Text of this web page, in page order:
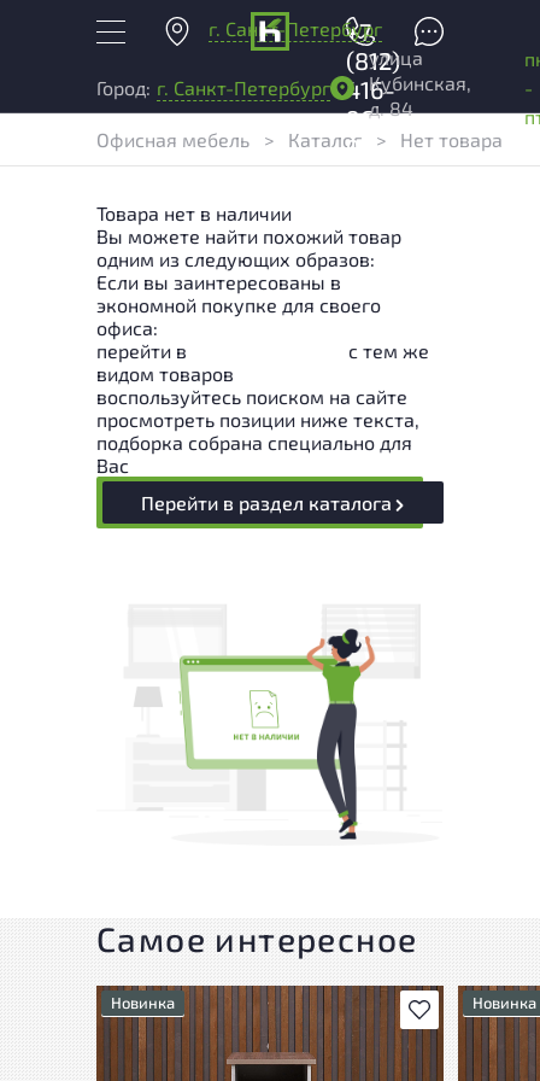
г. Санкт-Петербург
+7
(812)
416-
96-
99
Город: г. Санкт-Петербург
улица
Кубинская,
д. 84
-
Офисная мебель
> Каталог > Нет товара
Товара нет в наличии
Вы можете найти похожий товар
одним из следующих образов:
Если вы заинтересованы в
экономной покупке для своего
офиса:
перейти в
с тем же
видом товаров
воспользуйтесь поиском на сайте
просмотреть позиции ниже текста,
подборка собрана специально для
Вас
Перейти в раздел каталога
Самое интересное
В избранное
Новинка Новинка